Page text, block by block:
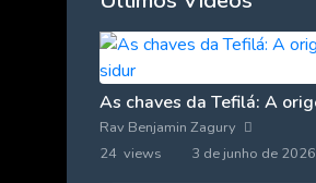
Rav Benjamin Zagury
24 views
3 de junho de 2026